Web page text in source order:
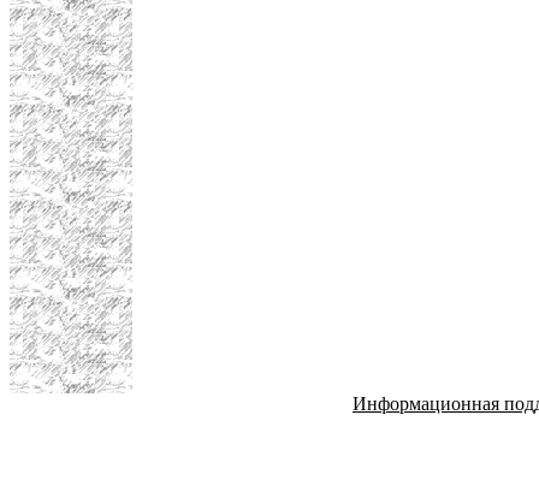
Информационная